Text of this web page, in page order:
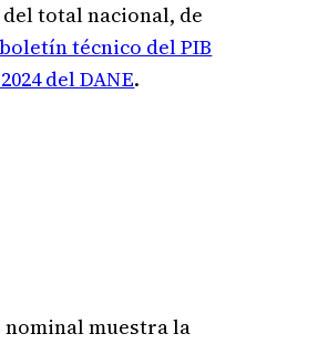
del total nacional, de
boletín técnico del PIB
del DANE.
nominal muestra la